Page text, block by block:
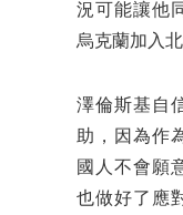
況可能讓他
烏克蘭加入北
澤倫斯基自
助，因為作
國人不會願
也做好了應